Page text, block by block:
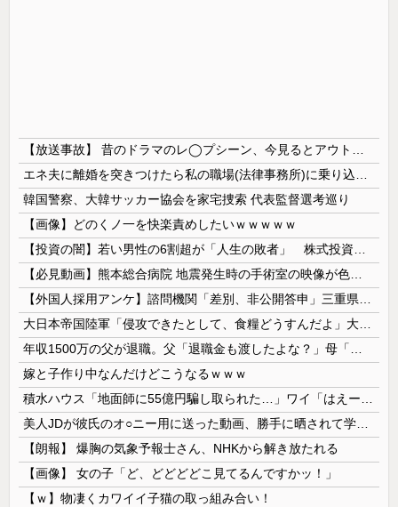
韓国警察、大韓サッカー協会を家宅捜索 代表監督選考巡り
【画像】どのくノ一を快楽責めしたいｗｗｗｗｗ
嫁と子作り中なんだけどこうなるｗｗｗ
【朗報】 爆胸の気象予報士さん、NHKから解き放たれる
【画像】 女の子「ど、どどどどこ見てるんですかッ！」
【ｗ】物凄くカワイイ子猫の取っ組み合い！